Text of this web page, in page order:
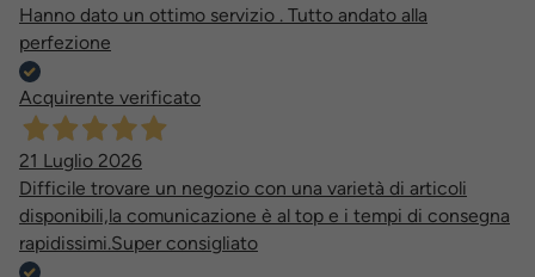
Hanno dato un ottimo servizio . Tutto andato alla
perfezione
Acquirente verificato
21 Luglio 2026
Difficile trovare un negozio con una varietà di articoli
disponibili,la comunicazione è al top e i tempi di consegna
rapidissimi.Super consigliato